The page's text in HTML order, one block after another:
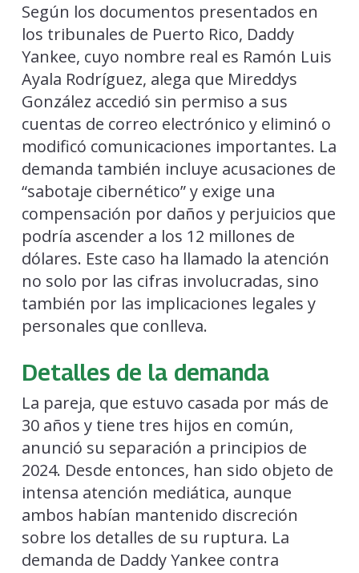
Según los documentos presentados en
los tribunales de Puerto Rico, Daddy
Yankee, cuyo nombre real es Ramón Luis
Ayala Rodríguez, alega que Mireddys
González accedió sin permiso a sus
cuentas de correo electrónico y eliminó o
modificó comunicaciones importantes. La
demanda también incluye acusaciones de
“sabotaje cibernético” y exige una
compensación por daños y perjuicios que
podría ascender a los 12 millones de
dólares. Este caso ha llamado la atención
no solo por las cifras involucradas, sino
también por las implicaciones legales y
personales que conlleva.
Detalles de la demanda
La pareja, que estuvo casada por más de
30 años y tiene tres hijos en común,
anunció su separación a principios de
2024. Desde entonces, han sido objeto de
intensa atención mediática, aunque
ambos habían mantenido discreción
sobre los detalles de su ruptura. La
demanda de Daddy Yankee contra